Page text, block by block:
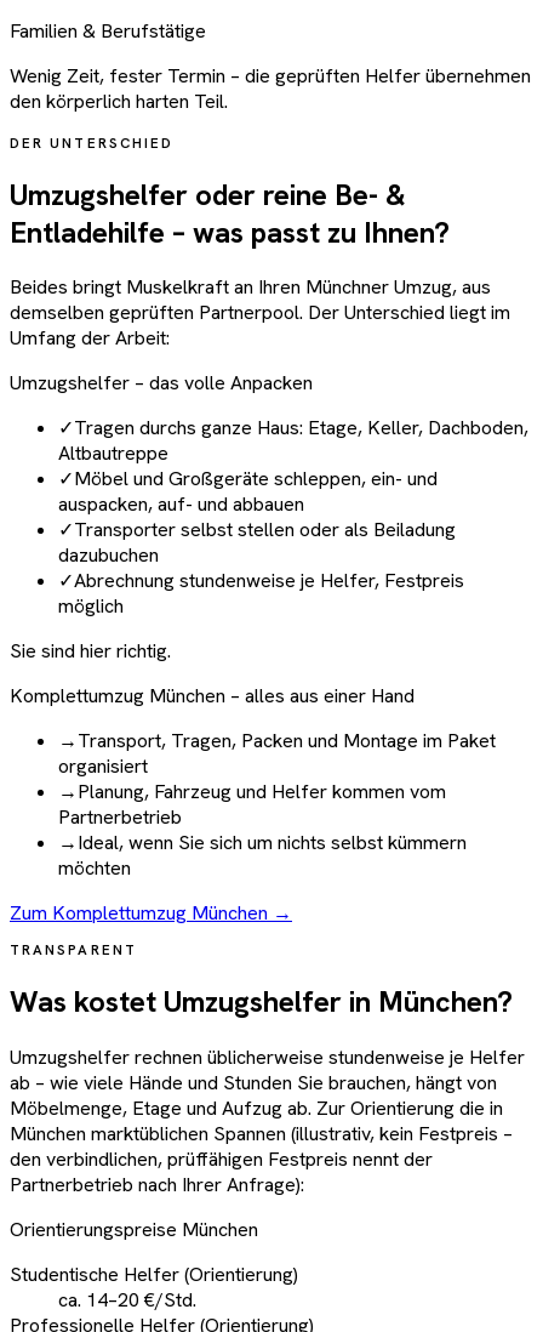
Familien & Berufstätige
Wenig Zeit, fester Termin – die geprüften Helfer übernehmen
den körperlich harten Teil.
DER UNTERSCHIED
Umzugshelfer oder reine Be- &
Entladehilfe – was passt zu Ihnen?
Beides bringt Muskelkraft an Ihren Münchner Umzug, aus
demselben geprüften Partnerpool. Der Unterschied liegt im
Umfang der Arbeit:
Umzugshelfer – das volle Anpacken
✓Tragen durchs ganze Haus: Etage, Keller, Dachboden,
Altbautreppe
✓Möbel und Großgeräte schleppen, ein- und
auspacken, auf- und abbauen
✓Transporter selbst stellen oder als Beiladung
dazubuchen
✓Abrechnung stundenweise je Helfer, Festpreis
möglich
Sie sind hier richtig.
Komplettumzug München – alles aus einer Hand
→Transport, Tragen, Packen und Montage im Paket
organisiert
→Planung, Fahrzeug und Helfer kommen vom
Partnerbetrieb
→Ideal, wenn Sie sich um nichts selbst kümmern
möchten
Zum Komplettumzug München →
TRANSPARENT
Was kostet Umzugshelfer in München?
Umzugshelfer rechnen üblicherweise stundenweise je Helfer
ab – wie viele Hände und Stunden Sie brauchen, hängt von
Möbelmenge, Etage und Aufzug ab. Zur Orientierung die in
München marktüblichen Spannen (illustrativ, kein Festpreis –
den verbindlichen, prüffähigen Festpreis nennt der
Partnerbetrieb nach Ihrer Anfrage):
Orientierungspreise München
Studentische Helfer (Orientierung)
ca. 14–20 €/Std.
Professionelle Helfer (Orientierung)